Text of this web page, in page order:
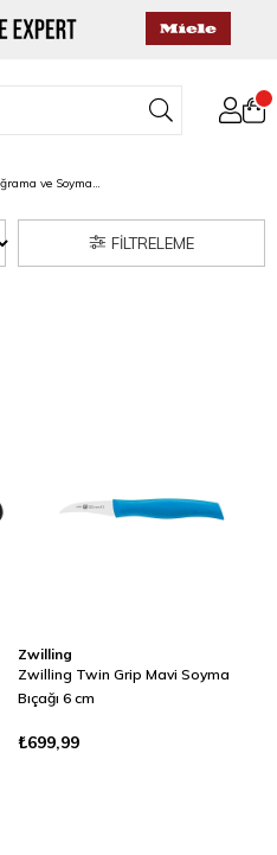
Doğrama ve Soyma Bıçağı
FILTRELEME
Zwilling
Zwilling Twin Grip Mavi Soyma
Bıçağı 6 cm
₺699,99